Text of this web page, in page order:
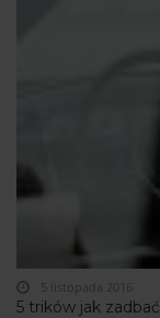
5 trików jak
5 listopada 2016